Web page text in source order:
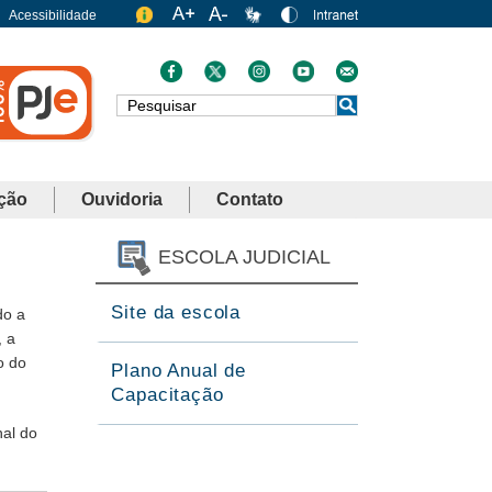
Acessibilidade
Busca
Ouvidoria Contato
a
a
do
do
ESCOLA JUDICIAL
Site da escola
Plano Anual de
Capacitação